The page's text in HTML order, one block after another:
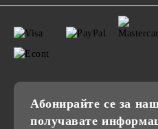
Абонирайте се за
получавате